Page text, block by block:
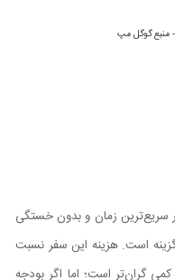
- منبع گوگل مپ
سریع‌ترین زمان و بدون خستگی
است. هزینه این سفر نسبت
گران‌تر است؛ اما اگر بودجه